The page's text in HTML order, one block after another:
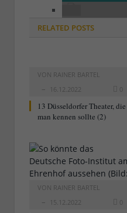
RELATED POSTS
VON RAINER BARTEL
16.12.2022
0
13 Düsseldorfer Theater, die
man kennen sollte (2)
VON RAINER BARTEL
15.12.2022
0